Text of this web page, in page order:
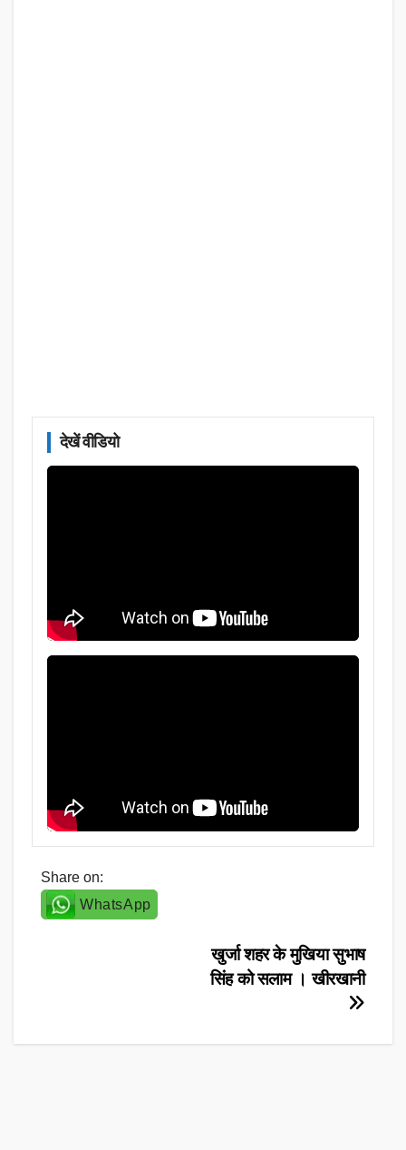
देखें वीडियो
Share on:
WhatsApp
खुर्जा शहर के मुखिया सुभाष
सिंह को सलाम । खीरखानी